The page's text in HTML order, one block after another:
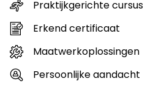
Praktijkgerichte cursus
Erkend certificaat
Maatwerkoplossingen
Persoonlijke aandacht